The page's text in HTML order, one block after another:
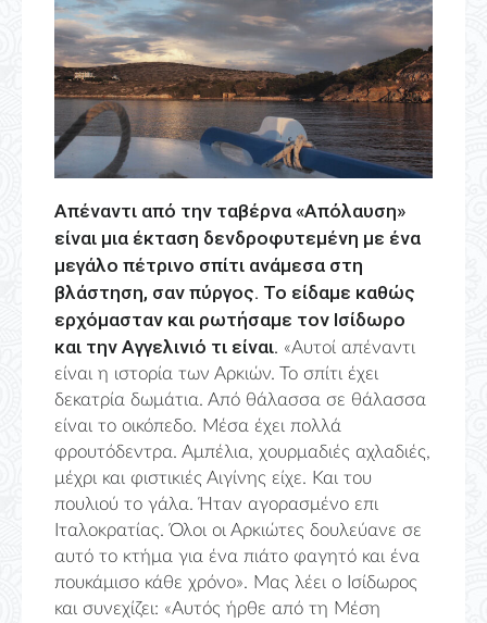
Απέναντι από την ταβέρνα «Απόλαυση»
είναι μια έκταση δενδροφυτεμένη με ένα
μεγάλο πέτρινο σπίτι ανάμεσα στη
βλάστηση, σαν πύργος. Το είδαμε καθώς
ερχόμασταν και ρωτήσαμε τον Ισίδωρο
και την Αγγελινιό τι είναι. «Αυτοί απέναντι
είναι η ιστορία των Αρκιών. Το σπίτι έχει
δεκατρία δωμάτια. Από θάλασσα σε θάλασσα
είναι το οικόπεδο. Μέσα έχει πολλά
φρουτόδεντρα. Αμπέλια, χουρμαδιές αχλαδιές,
μέχρι και φιστικιές Αιγίνης είχε. Και του
πουλιού το γάλα. Ήταν αγορασμένο επι
Ιταλοκρατίας. Όλοι οι Αρκιώτες δουλεύανε σε
αυτό το κτήμα για ένα πιάτο φαγητό και ένα
πουκάμισο κάθε χρόνο». Μας λέει ο Ισίδωρος
και συνεχίζει: «Αυτός ήρθε από τη Μέση